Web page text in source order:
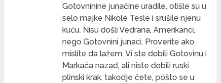
Gotovninine junačine uradile, otišle su u
selo majke Nikole Tesle i srušile njenu
kuću. Nisu došli Vedrana, Amerikanci,
nego Gotovnini junaci. Proverite ako
mislite da lažem. Vi ste dobili Gotovinu i
Markača nazad, ali niste dobili ruski
plinski krak, takodje čete, pošto se u